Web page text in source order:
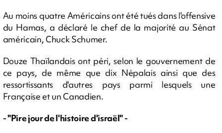
Au moins quatre Américains ont été tués dans l'offensive
du Hamas, a déclaré le chef de la majorité au Sénat
américain, Chuck Schumer.
Douze Thaïlandais ont péri, selon le gouvernement de
ce pays, de même que dix Népalais ainsi que des
ressortissants d'autres pays parmi lesquels une
Française et un Canadien.
- "Pire jour de l'histoire d'israël" -